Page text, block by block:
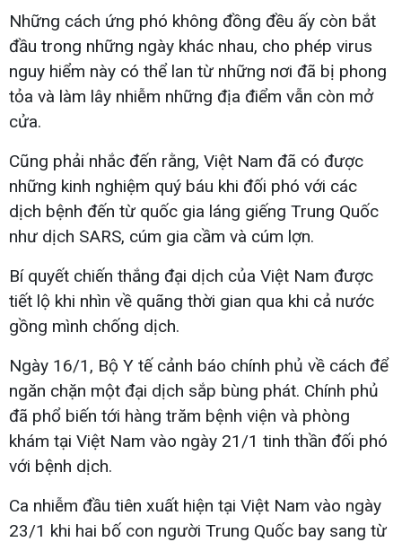
Những cách ứng phó không đồng đều ấy còn bắt
đầu trong những ngày khác nhau, cho phép virus
nguy hiểm này có thể lan từ những nơi đã bị phong
tỏa và làm lây nhiễm những địa điểm vẫn còn mở
cửa.
Cũng phải nhắc đến rằng, Việt Nam đã có được
những kinh nghiệm quý báu khi đối phó với các
dịch bệnh đến từ quốc gia láng giếng Trung Quốc
như dịch SARS, cúm gia cầm và cúm lợn.
Bí quyết chiến thắng đại dịch của Việt Nam được
tiết lộ khi nhìn về quãng thời gian qua khi cả nước
gồng mình chống dịch.
Ngày 16/1, Bộ Y tế cảnh báo chính phủ về cách để
ngăn chặn một đại dịch sắp bùng phát. Chính phủ
đã phổ biến tới hàng trăm bệnh viện và phòng
khám tại Việt Nam vào ngày 21/1 tinh thần đối phó
với bệnh dịch.
Ca nhiễm đầu tiên xuất hiện tại Việt Nam vào ngày
23/1 khi hai bố con người Trung Quốc bay sang từ